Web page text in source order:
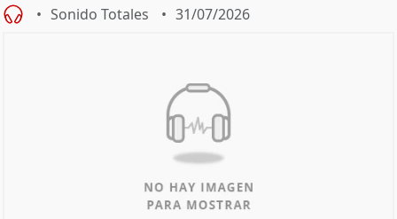
Sonido Totales 31/07/2026